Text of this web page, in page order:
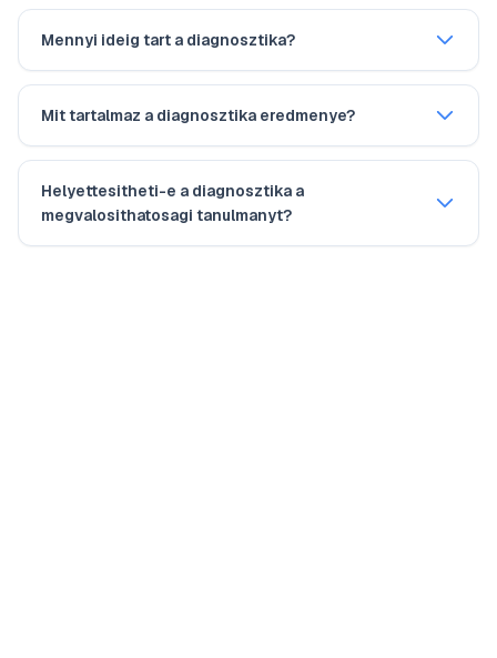
Mennyi ideig tart a diagnosztika?
Mit tartalmaz a diagnosztika eredmenye?
Helyettesitheti-e a diagnosztika a
megvalosithatosagi tanulmanyt?